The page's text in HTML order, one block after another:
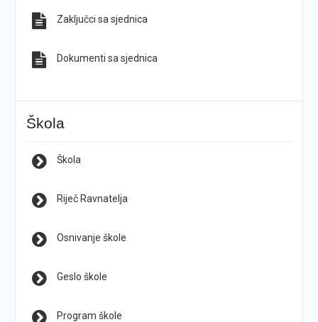
Zaključci sa sjednica
Dokumenti sa sjednica
Škola
Škola
Riječ Ravnatelja
Osnivanje škole
Geslo škole
Program škole